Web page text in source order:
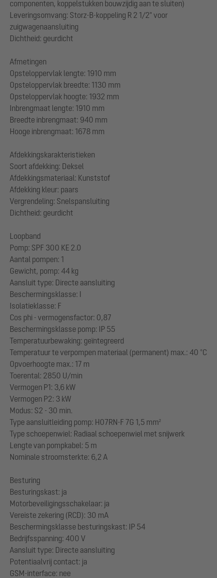
componenten, koppelstukken bouwzijdig aan te sluiten)
Leveringsomvang: Storz-B-koppeling R 2 1/2" voor
zuigwagenaansluiting
Dichtheid: geurdicht
Afmetingen
Opsteloppervlak lengte: 1910 mm
Opsteloppervlak breedte: 1130 mm
Opsteloppervlak hoogte: 1932 mm
Inbrengmaat lengte: 1910 mm
Breedte inbrengmaat: 940 mm
Hooge inbrengmaat: 1678 mm
Afdekkingskarakteristieken
Soort afdekking: Deksel
Afdekkingsmateriaal: Kunststof
Afdekking kleur: paars
Vergrendeling: Snelspansluiting
Dichtheid: geurdicht
Loopband
Pomp: SPF 300 KE 2.0
Aantal pompen: 1
Gewicht, pomp: 44 kg
Aansluit type: Directe aansluiting
Beschermingsklasse: I
Isolatieklasse: F
Cos phi - vermogensfactor: 0,87
Beschermingsklasse pomp: IP 55
Temperatuurbewaking: geïntegreerd
Temperatuur te verpompen materiaal (permanent) max.: 40 °C
Opvoerhoogte max.: 17 m
Toerental: 2850 U/min
Vermogen P1: 3,6 kW
Vermogen P2: 3 kW
Modus: S2 - 30 min.
Type aansluitleiding pomp: H07RN-F 7G 1,5 mm²
Type schoepenwiel: Radiaal schoepenwiel met snijwerk
Lengte van pompkabel: 5 m
Nominale stroomsterkte: 6,2 A
Besturing
Besturingskast: ja
Motorbeveiligingsschakelaar: ja
Vereiste zekering (RCD): 30 mA
Beschermingsklasse besturingskast: IP 54
Bedrijfsspanning: 400 V
Aansluit type: Directe aansluiting
Potentiaalvrij contact: ja
GSM-interface: nee